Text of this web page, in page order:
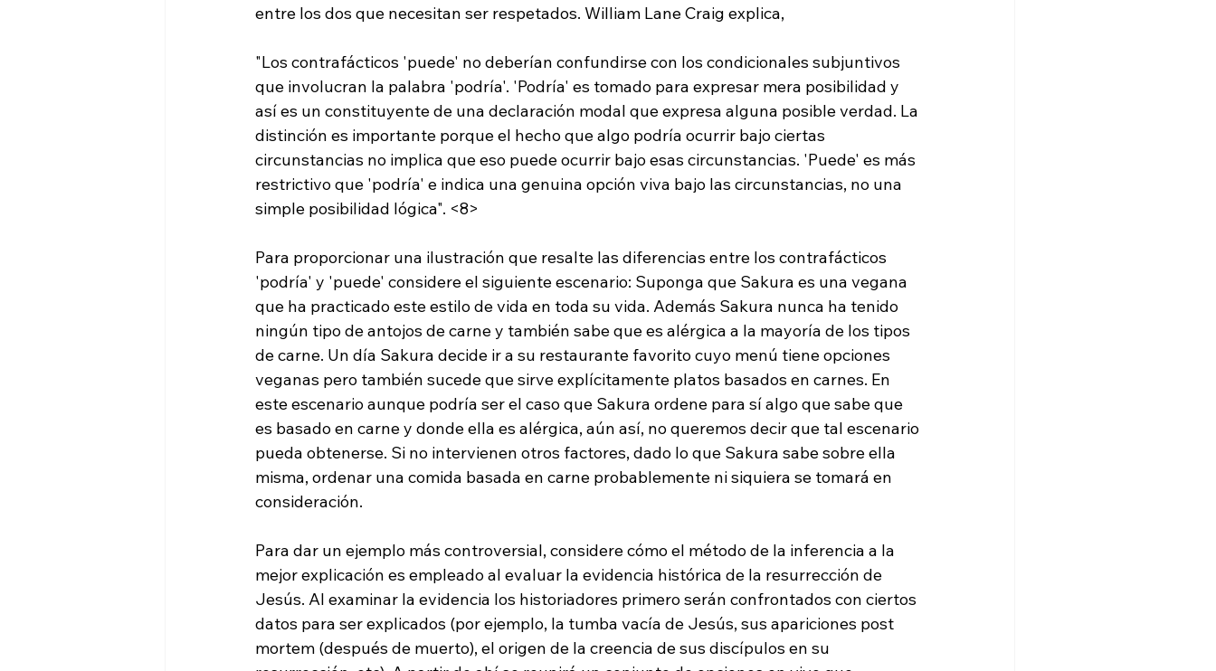
"Los contrafácticos 'puede' no deberían confundirse con los condicionales subjuntivos
que involucran la palabra 'podría'. 'Podría' es tomado para expresar mera posibilidad y
así es un constituyente de una declaración modal que expresa alguna posible verdad. La
distinción es importante porque el hecho que algo podría ocurrir bajo ciertas
circunstancias no implica que eso puede ocurrir bajo esas circunstancias. 'Puede' es más
restrictivo que 'podría' e indica una genuina opción viva bajo las circunstancias, no una
simple posibilidad lógica". <8>
Para proporcionar una ilustración que resalte las diferencias entre los contrafácticos
'podría' y 'puede' considere el siguiente escenario: Suponga que Sakura es una vegana
que ha practicado este estilo de vida en toda su vida. Además Sakura nunca ha tenido
ningún tipo de antojos de carne y también sabe que es alérgica a la mayoría de los tipos
de carne. Un día Sakura decide ir a su restaurante favorito cuyo menú tiene opciones
veganas pero también sucede que sirve explícitamente platos basados en carnes. En
este escenario aunque podría ser el caso que Sakura ordene para sí algo que sabe que
es basado en carne y donde ella es alérgica, aún así, no queremos decir que tal escenario
pueda obtenerse. Si no intervienen otros factores, dado lo que Sakura sabe sobre ella
misma, ordenar una comida basada en carne probablemente ni siquiera se tomará en
consideración.
Para dar un ejemplo más controversial, considere cómo el método de la inferencia a la
mejor explicación es empleado al evaluar la evidencia histórica de la resurrección de
Jesús. Al examinar la evidencia los historiadores primero serán confrontados con ciertos
datos para ser explicados (por ejemplo, la tumba vacía de Jesús, sus apariciones post
mortem (después de muerto), el origen de la creencia de sus discípulos en su